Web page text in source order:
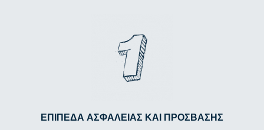
ΕΠΊΠΕΔΑ ΑΣΦΆΛΕΙΑΣ ΚΑΙ ΠΡΌΣΒΑΣΗΣ